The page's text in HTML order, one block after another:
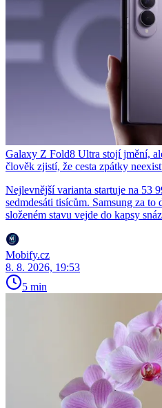
Galaxy Z Fold8 Ultra stojí jmění,
člověk zjistí, že cesta zpátky
Nejlevnější varianta startuje na 53
sedmdesáti tisícům. Samsung za to
složeném stavu vejde do kapsy
Mobify.cz
8. 8. 2026, 19:53
5 min